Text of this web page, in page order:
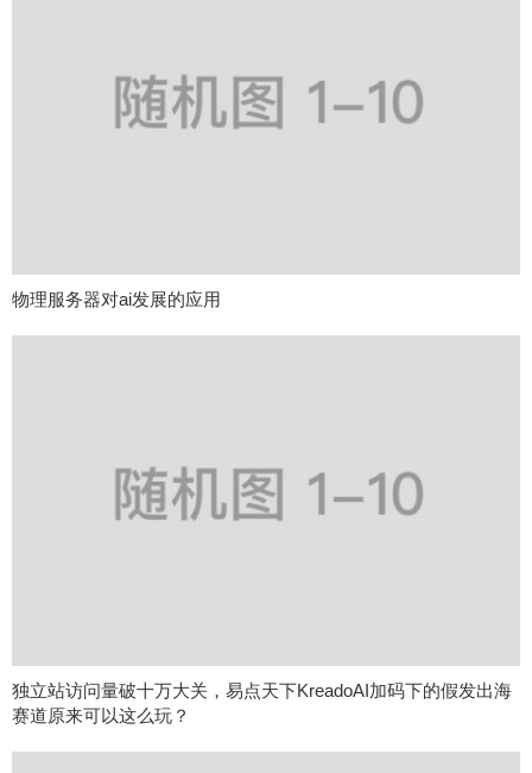
物理服务器对ai发展的应用
独立站访问量破十万大关，易点天下KreadoAI加码下的假发出海
赛道原来可以这么玩？